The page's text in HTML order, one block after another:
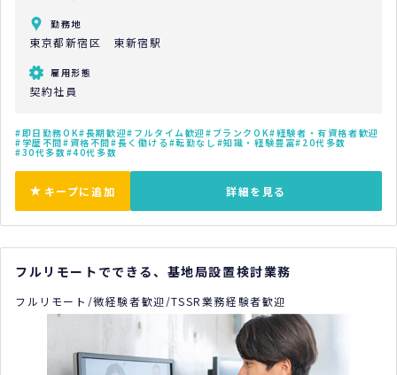
勤務地
東京都新宿区 東新宿駅
雇用形態
契約社員
即日勤務OK 長期歓迎 フルタイム歓迎 ブランクOK 経験者・有資格者歓迎
学歴不問 資格不問 長く働ける 転勤なし 知識・経験豊富 20代多数
30代多数 40代多数
キープに追加 詳細を見る
フルリモートでできる、基地局設置検討業務
フルリモート/微経験者歓迎/TSSR業務経験者歓迎